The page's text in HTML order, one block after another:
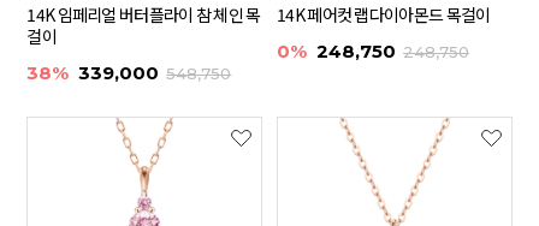
14K 임페리얼 버터플라이 참 체인 목
걸이
38% 339,000 548,750
14K 페어컷 랩다이아몬드 목걸이
0% 248,750 248,750